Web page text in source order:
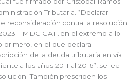
Tributaria. “Declarar
reconsideración contra la resolución
– MDC-GAT…en el extremo a lo
primero, en el que declara
de la deuda tributaria en vía
a los años 2011 al 2016”, se lee
También prescriben los